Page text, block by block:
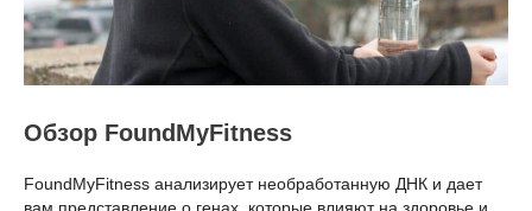
Обзор FoundMyFitness
FoundMyFitness анализирует необработанную ДНК и дает